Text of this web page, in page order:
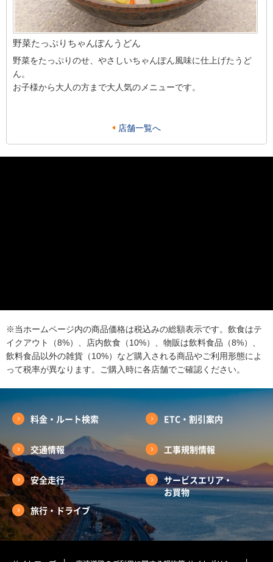
野菜たっぷりちゃんぽんうどん
野菜をたっぷりのせ、やさしいちゃんぽん風味に仕上げたうど
ん。
お子様から大人の方まで大人気のメニューです。
店舗一覧へ
※当ホームページ内の商品価格は税込みの総額表示です。飲食はテ
イクアウト（8%）、店内飲食（10%）、物販は飲料食品（8%）、
飲料食品以外の雑貨（10%）など購入される商品やご利用形態によ
って税率が異なります。ご購入時に各店舗でご確認ください。
料金・ルート検索 ETC・割引案内
交通情報 工事規制情報
安全走行
サービスエリア・
お買物
旅行・ドライブ